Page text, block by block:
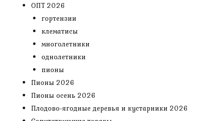
ОПТ 2026
гортензии
клематисы
многолетники
однолетники
пионы
Пионы 2026
Пионы осень 2026
Плодово-ягодные деревья и кустарники 2026